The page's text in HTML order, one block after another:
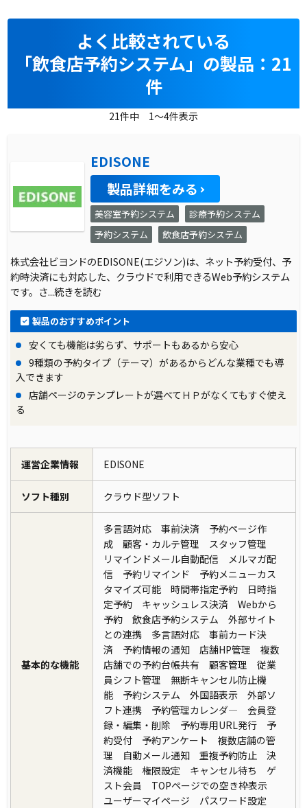
よく比較されている
「飲食店予約システム」の製品：21
件
21件中 1～4件表示
EDISONE
製品詳細をみる
美容室予約システム
診療予約システム
予約システム
飲食店予約システム
株式会社ビヨンドのEDISONE(エジソン)は、ネット予約受付、予
約時決済にも対応した、クラウドで利用できるWeb予約システム
です。さ...続きを読む
製品のおすすめポイント
安くても機能は劣らず、サポートもあるから安心
9種類の予約タイプ（テーマ）があるからどんな業種でも導
入できます
店舗ページのテンプレートが選べてＨＰがなくてもすぐ使え
る
運営企業情報 EDISONE
ソフト種別 クラウド型ソフト
基本的な機能
多言語対応 事前決済 予約ページ作
成 顧客・カルテ管理 スタッフ管理
リマインドメール自動配信 メルマガ配
信 予約リマインド 予約メニューカス
タマイズ可能 時間帯指定予約 日時指
定予約 キャッシュレス決済 Webから
予約 飲食店予約システム 外部サイト
との連携 多言語対応 事前カード決
済 予約情報の通知 店舗HP管理 複数
店舗での予約台帳共有 顧客管理 従業
員シフト管理 無断キャンセル防止機
能 予約システム 外国語表示 外部ソ
フト連携 予約管理カレンダ― 会員登
録・編集・削除 予約専用URL発行 予
約受付 予約アンケート 複数店舗の管
理 自動メール通知 重複予約防止 決
済機能 権限設定 キャンセル待ち ゲ
スト会員 TOPページでの空き枠表示
ユーザーマイページ パスワード設定